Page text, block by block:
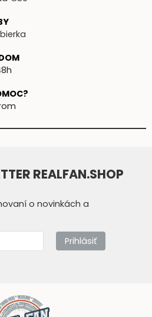
REALFAN.SHOP
o novinkách a
Prihlásiť